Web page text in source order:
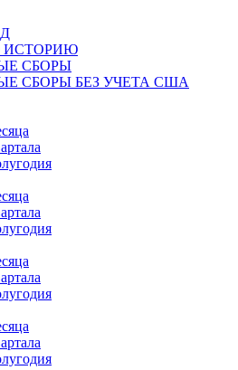
ИСТОРИЮ
СБОРЫ
СБОРЫ БЕЗ УЧЕТА США